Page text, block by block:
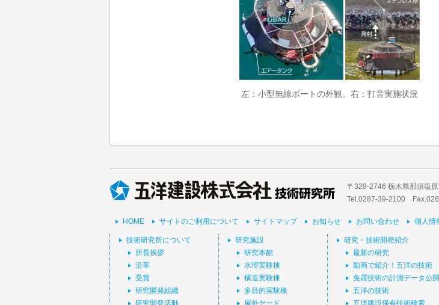
左：小型無線ボートの外観、右：打音実施状況
〒329-2746 栃木県那須塩
Tel.0287-39‐2100
HOME サイトのご利用について サイトマップ お知らせ お問い合わせ 個人情
技術研究所について
所長挨拶
沿革
受賞
研究開発組織
研究開発活動
研究施設
研究本館
水理実験棟
構造実験棟
多目的実験棟
屋外ヤード
研究・技術開発紹介
最新の研究
動画で紹介！五洋の技術
免震技術の計測データ公開
五洋の技術
五洋建設保有技術検索